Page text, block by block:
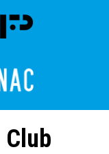
Club